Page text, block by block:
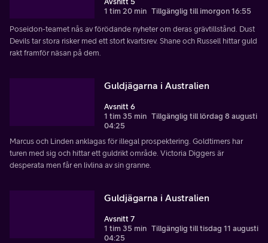
1 tim 20 min Tillgänglig till imorgon 16:55
Poseidon-teamet nås av förödande nyheter om deras grävtillstånd. Dust
Devils tar stora risker med ett stort kvartsrev. Shane och Russell hittar guld
rakt framför näsan på dem.
Guldjägarna i Australien
Avsnitt 6
1 tim 35 min Tillgänglig till lördag 8 augusti
04:25
Marcus och Linden anklagas för illegal prospektering. Goldtimers har
turen med sig och hittar ett guldrikt område. Victoria Diggers är
desperata men får en livlina av sin granne.
Guldjägarna i Australien
Avsnitt 7
1 tim 35 min Tillgänglig till tisdag 11 augusti
04:25